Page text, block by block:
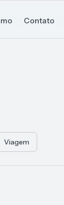
Contato
Viagem